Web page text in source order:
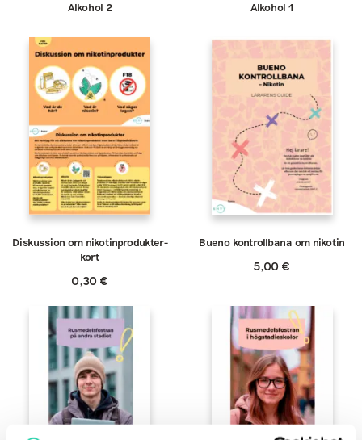
Alkohol 2
Alkohol 1
Diskussion om nikotinprodukter-
kort
0,30€
Bueno kontrollbana om nikotin
5,00€